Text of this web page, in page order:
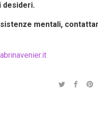
desideri.
mentali,